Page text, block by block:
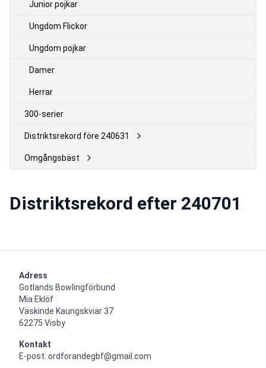
Junior pojkar
Ungdom Flickor
Ungdom pojkar
Damer
Herrar
300-serier
Distriktsrekord före 240631
Omgångsbäst
Distriktsrekord efter 240701
Adress
Gotlands Bowlingförbund
Mia Eklöf
Väskinde Kaungskviar 37
62275 Visby
Kontakt
E-post: ordforandegbf@gmail.com